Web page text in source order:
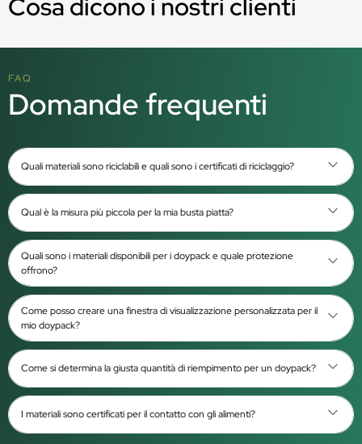
FAQ
Domande frequenti
Quali materiali sono riciclabili e quali sono i certificati di riciclaggio?
Qual è la misura più piccola per la mia busta piatta?
Quali sono i materiali disponibili per i doypack e quale protezione
offrono?
Come posso creare una finestra di visualizzazione personalizzata per il
mio doypack?
Come si determina la giusta quantità di riempimento per un doypack?
I materiali sono certificati per il contatto con gli alimenti?